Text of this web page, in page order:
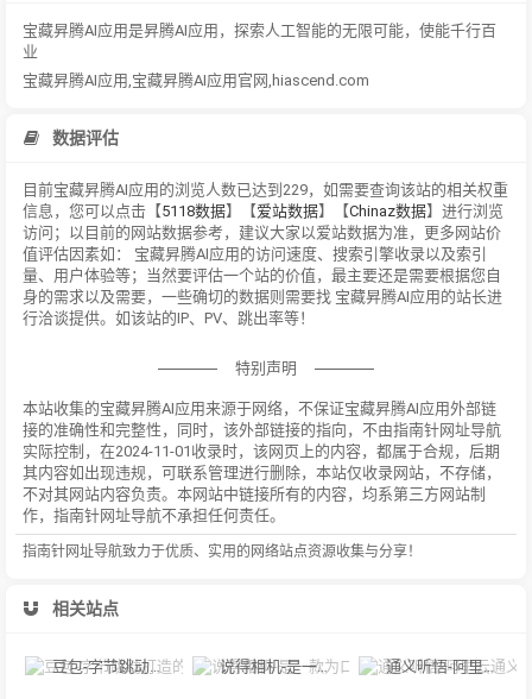
宝藏昇腾AI应用是昇腾AI应用，探索人工智能的无限可能，使能千行百
业
宝藏昇腾AI应用,宝藏昇腾AI应用官网,hiascend.com
数据评估
目前宝藏昇腾AI应用的浏览人数已达到229，如需要查询该站的相关权重
信息，您可以点击【5118数据】【爱站数据】【Chinaz数据】进行浏览
访问；以目前的网站数据参考，建议大家以爱站数据为准，更多网站价
值评估因素如： 宝藏昇腾AI应用的访问速度、搜索引擎收录以及索引
量、用户体验等；当然要评估一个站的价值，最主要还是需要根据您自
身的需求以及需要，一些确切的数据则需要找 宝藏昇腾AI应用的站长进
行洽谈提供。如该站的IP、PV、跳出率等！
特别声明
本站收集的宝藏昇腾AI应用来源于网络，不保证宝藏昇腾AI应用外部链
接的准确性和完整性，同时，该外部链接的指向，不由指南针网址导航
实际控制，在2024-11-01收录时，该网页上的内容，都属于合规，后期
其内容如出现违规，可联系管理进行删除，本站仅收录网站，不存储，
不对其网站内容负责。本网站中链接所有的内容，均系第三方网站制
作，指南针网址导航不承担任何责任。
指南针网址导航致力于优质、实用的网络站点资源收集与分享！
相关站点
豆包-字节跳动打造的多功能AI对话工具 说得相机-是一款为口播视频创作者量身定制的智能拍摄工具 通义听悟-阿里云通义听悟是聚焦音视频内容的工作学习AI助手